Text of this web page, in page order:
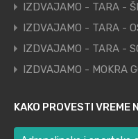
IZDVAJAMO - TARA -
IZDVAJAMO - TARA -
IZDVAJAMO - TARA -
IZDVAJAMO - MOKRA
KAKO PROVESTI VREME